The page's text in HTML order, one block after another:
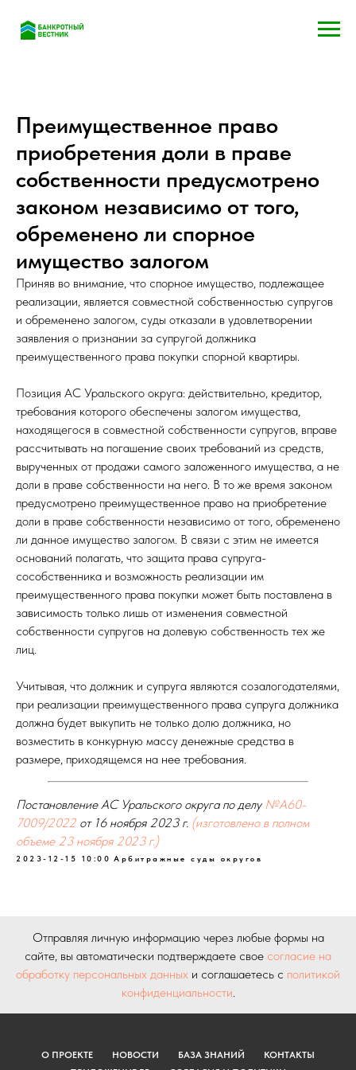
Преимущественное право
приобретения доли в праве
собственности предусмотрено
законом независимо от того,
обременено ли спорное
имущество залогом
Приняв во внимание, что спорное имущество, подлежащее
реализации, является совместной собственностью супругов
и обременено залогом, суды отказали в удовлетворении
заявления о признании за супругой должника
преимущественного права покупки спорной квартиры.
Позиция АС Уральского округа: действительно, кредитор,
требования которого обеспечены залогом имущества,
находящегося в совместной собственности супругов, вправе
рассчитывать на погашение своих требований из средств,
вырученных от продажи самого заложенного имущества, а не
доли в праве собственности на него. В то же время законом
предусмотрено преимущественное право на приобретение
доли в праве собственности независимо от того, обременено
ли данное имущество залогом. В связи с этим не имеется
оснований полагать, что защита права супруга-
сособственника и возможность реализации им
преимущественного права покупки может быть поставлена в
зависимость только лишь от изменения совместной
собственности супругов на долевую собственность тех же
лиц.
Учитывая, что должник и супруга являются созалогодателями,
при реализации преимущественного права супруга должника
должна будет выкупить не только долю должника, но
возместить в конкурную массу денежные средства в
размере, приходящемся на нее требования.
Постановление АС Уральского округа по делу№А60-
7009/2022 от 16 ноября 2023 г. (изготовлено в полном
объеме 23 ноября 2023 г.)
2023-12-15 10:00 Арбитражные суды округов
Отправляя личную информацию через любые формы на
сайте, вы автоматически подтверждаете свое согласие на
обработку персональных данных и соглашаетесь с политикой
конфиденциальности.
О ПРОЕКТЕ НОВОСТИ БАЗА ЗНАНИЙ
КОНТАКТЫ